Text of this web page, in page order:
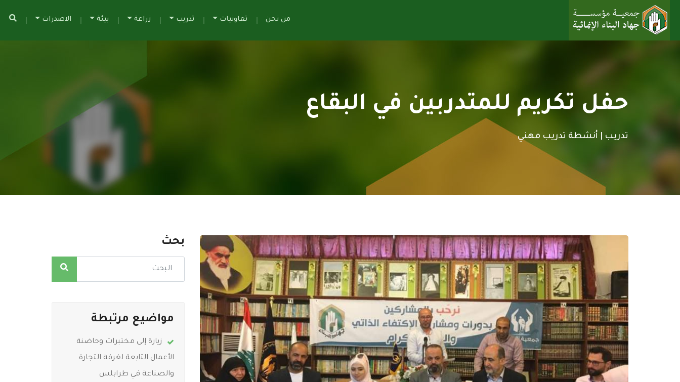
من نحن تعاونيات تدريب زراعة بيئة الاصدرات
حفل تكريم للمتدربين في البقاع
تدريب | أنشطة تدريب مهني
بحث
مواضيع مرتبطة
زيارة إلى مختبرات وحاضنة
الأعمال التابعة لغرفة التجارة
والصناعة في طرابلس